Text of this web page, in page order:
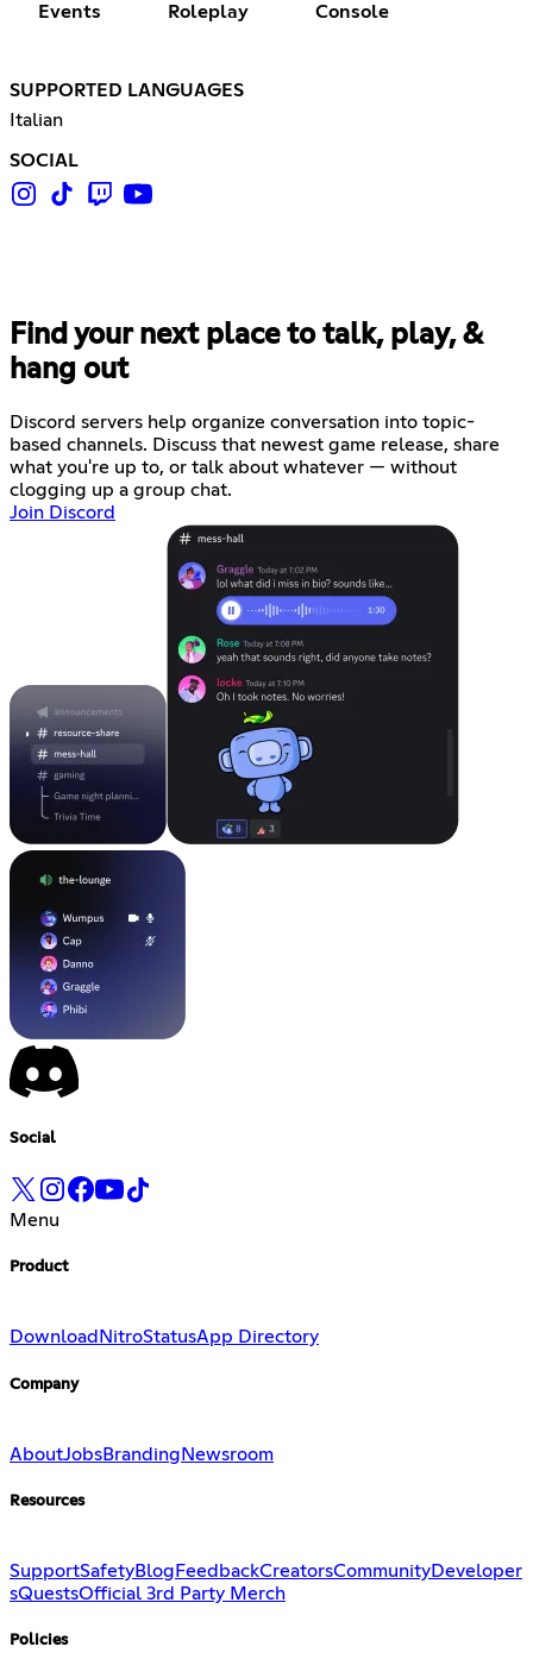
Events Roleplay Console
SUPPORTED LANGUAGES
Italian
SOCIAL
Find your next place to talk, play, &
hang out
Discord servers help organize conversation into topic-
based channels. Discuss that newest game release, share
what you're up to, or talk about whatever — without
clogging up a group chat.
Join Discord
Social
Menu
Product
Download NitroStatusApp Directory
Company
AboutJobsBranding Newsroom
Resources
SupportSafetyBlog FeedbackCreatorsCommunityDeveloper
sQuestsOfficial 3rd Party Merch
Policies